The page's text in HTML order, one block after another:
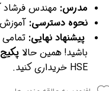
مدرس: مهندس فرشاد
نحوه دسترسی:
پیشنهاد نهایی:
باشید! همین حالا
HSE خریداری کنید.